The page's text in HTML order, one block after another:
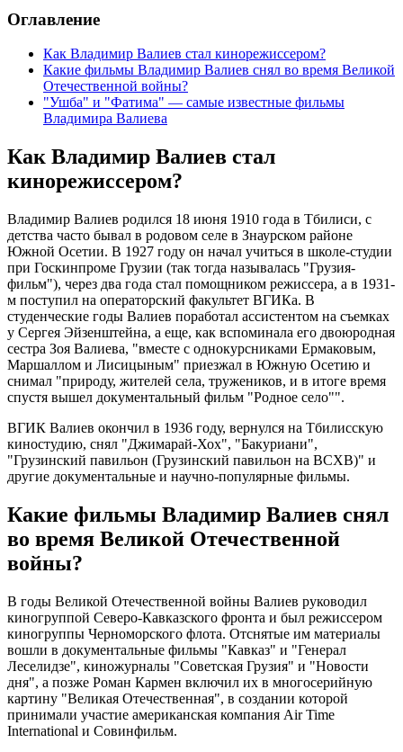
Оглавление
Как Владимир Валиев стал кинорежиссером?
Какие фильмы Владимир Валиев снял во время Великой
Отечественной войны?
"Ушба" и "Фатима" — самые известные фильмы
Владимира Валиева
Как Владимир Валиев стал
кинорежиссером?
Владимир Валиев родился 18 июня 1910 года в Тбилиси, с
детства часто бывал в родовом селе в Знаурском районе
Южной Осетии. В 1927 году он начал учиться в школе-студии
при Госкинпроме Грузии (так тогда называлась "Грузия-
фильм"), через два года стал помощником режиссера, а в 1931-
м поступил на операторский факультет ВГИКа. В
студенческие годы Валиев поработал ассистентом на съемках
у Сергея Эйзенштейна, а еще, как вспоминала его двоюродная
сестра Зоя Валиева, "вместе с однокурсниками Ермаковым,
Маршаллом и Лисицыным" приезжал в Южную Осетию и
снимал "природу, жителей села, тружеников, и в итоге время
спустя вышел документальный фильм "Родное село"".
ВГИК Валиев окончил в 1936 году, вернулся на Тбилисскую
киностудию, снял "Джимарай-Хох", "Бакуриани",
"Грузинский павильон (Грузинский павильон на ВСХВ)" и
другие документальные и научно-популярные фильмы.
Какие фильмы Владимир Валиев снял
во время Великой Отечественной
войны?
В годы Великой Отечественной войны Валиев руководил
киногруппой Северо-Кавказского фронта и был режиссером
киногруппы Черноморского флота. Отснятые им материалы
вошли в документальные фильмы "Кавказ" и "Генерал
Леселидзе", киножурналы "Советская Грузия" и "Новости
дня", а позже Роман Кармен включил их в многосерийную
картину "Великая Отечественная", в создании которой
принимали участие американская компания Air Time
International и Совинфильм.